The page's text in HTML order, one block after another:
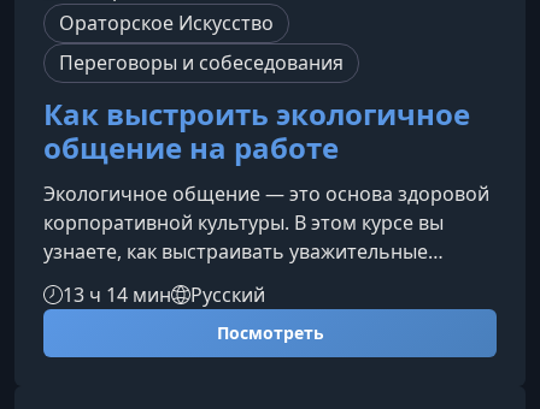
Ораторское Искусство
Переговоры и собеседования
Как выстроить экологичное
общение на работе
Экологичное общение — это основа здоровой
корпоративной культуры. В этом курсе вы
узнаете, как выстраивать уважительные
коммуникации, предотвращать конфликты и
создавать рабочую атмосферу, в которой
команда чувствует себя уверенно и
безопасно.Что вы изучите на курсеПрограмма
13 ч 14 мин Русский
Посмотреть